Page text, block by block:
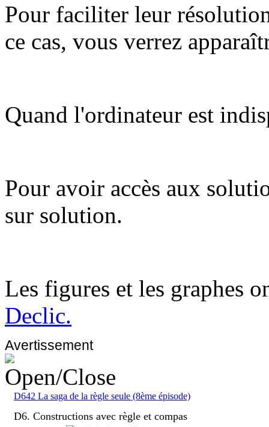
Pour faciliter leur
ce cas, vous verrez
Quand l'ordinateur est
Pour avoir accès aux
sur solution.
Les figures et les graphes
Declic.
Avertissement
D642 La saga de la règle seule (8ème épisode)
D6. Constructions avec règle et compas